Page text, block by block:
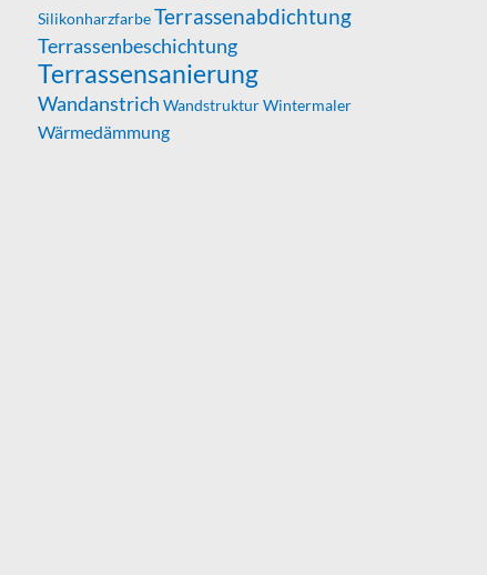
SilikonharzfarbeTerrassenabdichtung
Terrassenbeschichtung
Terrassensanierung
Wandanstrich WandstrukturWintermaler
Wärmedämmung